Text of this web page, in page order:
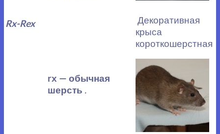
Rx-Rex
rх — обычная
шерсть .
Декоративная
крыса
короткошерстная